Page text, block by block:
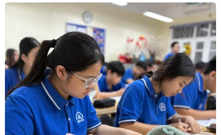
tri thức
Vụ chuyên Tuyên Quang: Thu hồi,
hủy bỏ giấy chứng nhận kết quả thi
đã cấp
06/08/2026 13:55
Khuyến khích các cơ sở giáo dục đại